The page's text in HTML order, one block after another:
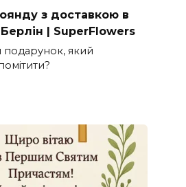
з доставкою в
| SuperFlowers
подарунок, який